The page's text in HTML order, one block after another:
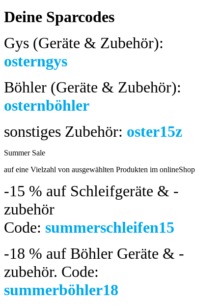
Deine Sparcodes
Gys (Geräte & Zubehör):
osterngys
Böhler (Geräte & Zubehör):
osternböhler
sonstiges Zubehör: oster15z
Summer Sale
auf eine Vielzahl von ausgewählten Produkten im onlineShop
-15 % auf Schleifgeräte & -
zubehör
Code: summerschleifen15
-18 % auf Böhler Geräte & -
zubehör. Code:
summerböhler18